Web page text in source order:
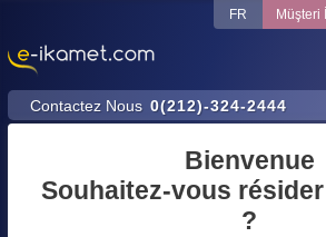
Contactez Nous 0(212)-324-2444
FR Müşteri
Bienvenue
Souhaitez-vous
?